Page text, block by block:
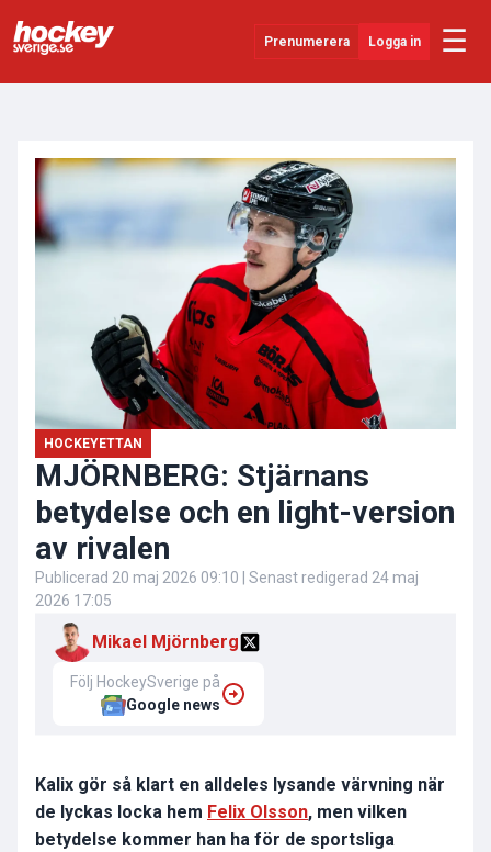
Prenumerera Logga in ☰
SHL
Evenemang
HOCKEYETTAN
MJÖRNBERG: Stjärnans
betydelse och en light-version
av rivalen
Publicerad 20 maj 2026 09:10 | Senast redigerad 24 maj
2026 17:05
Mikael Mjörnberg
Följ HockeySverige på
Google news
Kalix gör så klart en alldeles lysande värvning när
de lyckas locka hem Felix Olsson, men vilken
betydelse kommer han ha för de sportsliga